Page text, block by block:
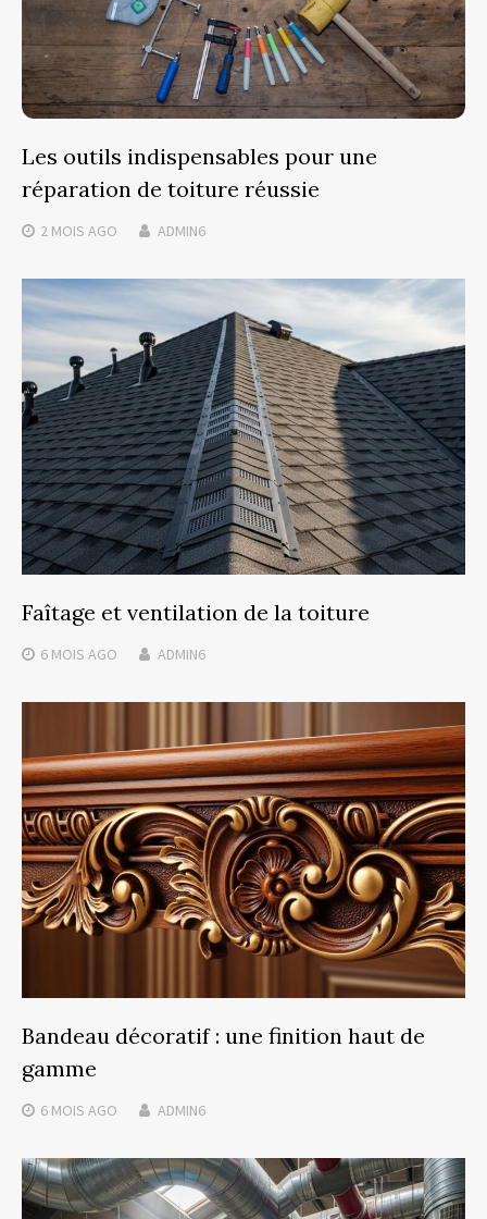
Les outils indispensables pour une
réparation de toiture réussie
2 MOIS AGO ADMIN6
Faîtage et ventilation de la toiture
6 MOIS AGO ADMIN6
Bandeau décoratif : une finition haut de
gamme
6 MOIS AGO ADMIN6